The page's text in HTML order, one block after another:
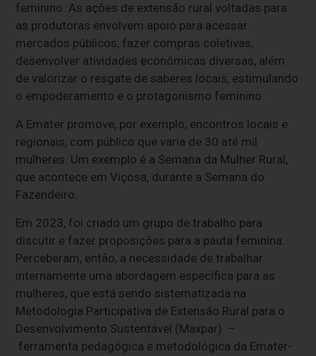
feminino. As ações de extensão rural voltadas para
as produtoras envolvem apoio para acessar
mercados públicos, fazer compras coletivas,
desenvolver atividades econômicas diversas, além
de valorizar o resgate de saberes locais, estimulando
o empoderamento e o protagonismo feminino.
A Emater promove, por exemplo, encontros locais e
regionais, com público que varia de 30 até mil
mulheres. Um exemplo é a Semana da Mulher Rural,
que acontece em Viçosa, durante a Semana do
Fazendeiro.
Em 2023, foi criado um grupo de trabalho para
discutir e fazer proposições para a pauta feminina.
Perceberam, então, a necessidade de trabalhar
internamente uma abordagem específica para as
mulheres, que está sendo sistematizada na
Metodologia Participativa de Extensão Rural para o
Desenvolvimento Sustentável (Maxpar) –
ferramenta pedagógica e metodológica da Emater-